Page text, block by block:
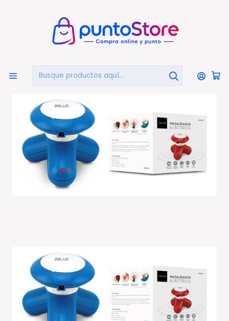
OTRAS CATEGORIAS Salud y Equipamiento Médico
Masajeadores
Masajeador Portátil A Pilas O Conexión Usb Color Azul -